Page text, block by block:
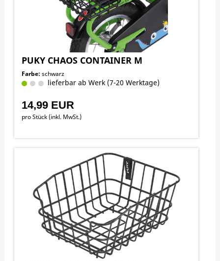
PUKY CHAOS CONTAINER M
Farbe: schwarz
lieferbar ab Werk (7-20 Werktage)
14,99 EUR
pro Stück (inkl. MwSt.)